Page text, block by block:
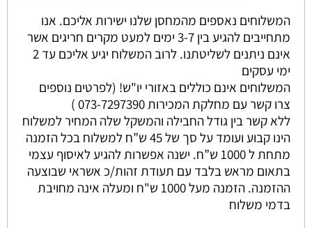
המשלוחים נאספים מהמחסן שלנו ישירות אליכם. אנו
מתחייבים להגיע בין 3-7 ימים למעט מקרים חריגים אשר
אינם ניתנים לשליטתנו. לרוב המשלוח יגיע אליכם עד 2
ימי עסקים
המשלוחים אינם כוללים באזורי יו"ש! (לפרטים נוספים
צרו קשר עם מחלקת המכירות 073-7297390 )
ללא קשר בין גודל החבילה והמשקל שלה המחיר למשלוח
הינו קבוע ועומד על סך של 45 ש”ח למשלוח בכל הזמנה
מתחת ל 1000 ש”ח. ישנה אפשרות להגיע לאיסוף עצמי
בתאום מראש בלבד עם תעודת זהות/כ אשראי שבוצעה
ההזמנה. הזמנה מעל 1000 ש"ח ומעלה אינה מחויבת
בדמי משלוח